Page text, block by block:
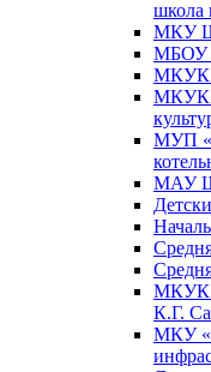
школа
МКУ
МБОУ
МКУК
МКУК
МУП
МАУ
МКУК
К.Г.
МКУ